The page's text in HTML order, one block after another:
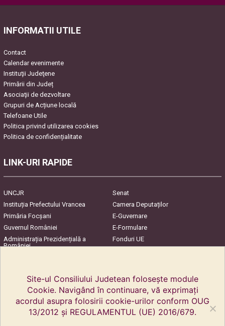
INFORMATII UTILE
Contact
Calendar evenimente
Instituţii Judeţene
Primării din Județ
Asociaţii de dezvoltare
Grupuri de Acțiune locală
Telefoane Utile
Politica privind utilizarea cookies
Politica de confidențialitate
LINK-URI RAPIDE
UNCJR
Senat
Instituția Prefectului Vrancea
Camera Deputaților
Primăria Focşani
E-Guvernare
Guvernul României
E-Formulare
Administrația Prezidențială a
României
Fonduri UE
Site-ul Consiliului Judetean folosește module
Cookie. Navigând în continuare, vă exprimați
acordul asupra folosirii cookie-urilor conform OUG
13/2012 și REGULAMENTUL (UE) 2016/679.